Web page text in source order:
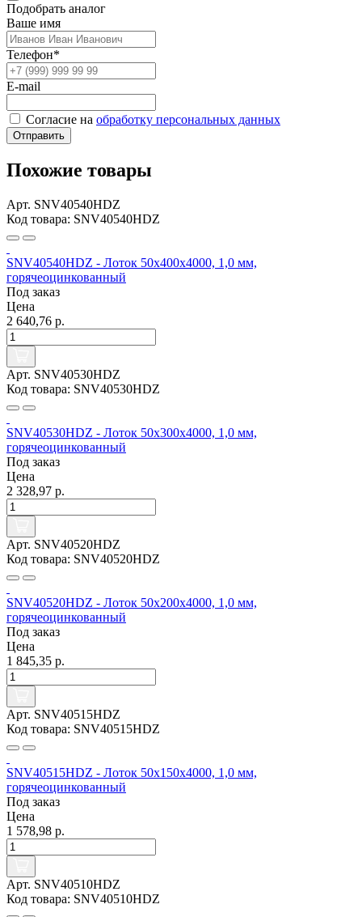
Подобрать аналог
Ваше имя
Телефон*
E-mail
Согласие на обработку персональных данных
Отправить
Похожие товары
Арт. SNV40540HDZ
Код товара: SNV40540HDZ
SNV40540HDZ - Лоток 50x400х4000, 1,0 мм,
горячеоцинкованный
Под заказ
Цена
2 640,76 р.
Арт. SNV40530HDZ
Код товара: SNV40530HDZ
SNV40530HDZ - Лоток 50x300х4000, 1,0 мм,
горячеоцинкованный
Под заказ
Цена
2 328,97 р.
Арт. SNV40520HDZ
Код товара: SNV40520HDZ
SNV40520HDZ - Лоток 50x200х4000, 1,0 мм,
горячеоцинкованный
Под заказ
Цена
1 845,35 р.
Арт. SNV40515HDZ
Код товара: SNV40515HDZ
SNV40515HDZ - Лоток 50x150х4000, 1,0 мм,
горячеоцинкованный
Под заказ
Цена
1 578,98 р.
Арт. SNV40510HDZ
Код товара: SNV40510HDZ